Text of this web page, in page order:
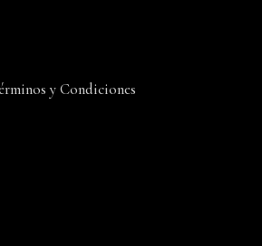
y Condiciones